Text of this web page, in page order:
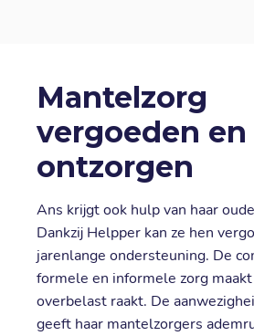
Mantelzorg
vergoeden en
ontzorgen
Ans krijgt ook hulp van haar
Dankzij Helpper kan ze hen
jarenlange ondersteuning. De
formele en informele zorg
overbelast raakt. De
geeft haar mantelzorgers